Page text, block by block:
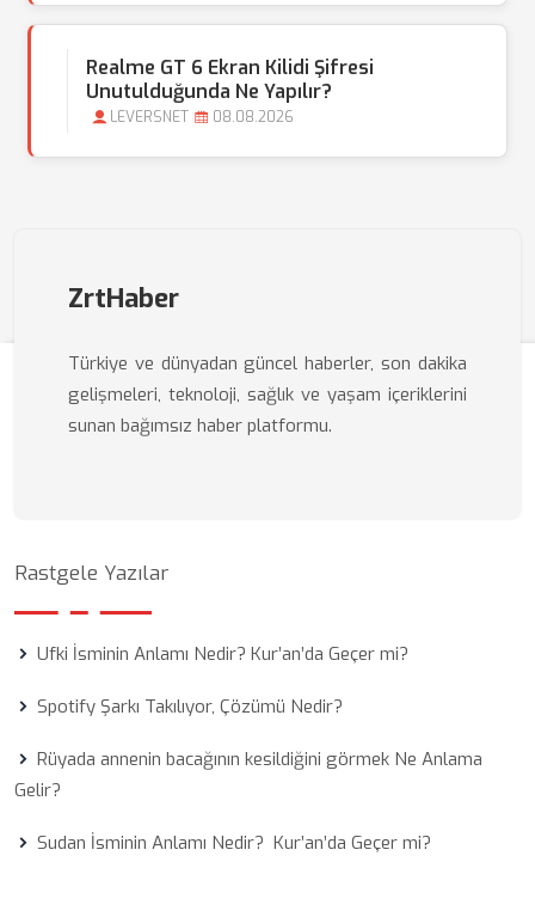
Realme GT 6 Ekran Kilidi Şifresi
Unutulduğunda Ne Yapılır?
LEVERSNET 08.08.2026
ZrtHaber
Türkiye ve dünyadan güncel haberler, son dakika
gelişmeleri, teknoloji, sağlık ve yaşam içeriklerini
sunan bağımsız haber platformu.
Rastgele Yazılar
Ufki İsminin Anlamı Nedir? Kur’an’da Geçer mi?
Spotify Şarkı Takılıyor, Çözümü Nedir?
Rüyada annenin bacağının kesildiğini görmek Ne Anlama
Gelir?
Sudan İsminin Anlamı Nedir? Kur’an’da Geçer mi?